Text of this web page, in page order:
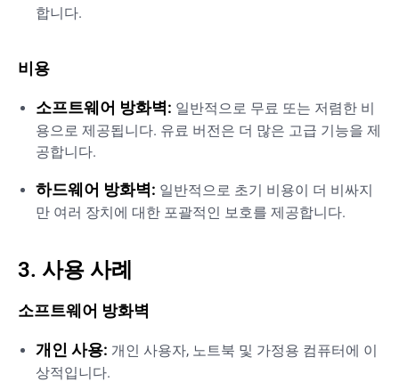
합니다.
비용
소프트웨어 방화벽: 일반적으로 무료 또는 저렴한 비
용으로 제공됩니다. 유료 버전은 더 많은 고급 기능을 제
공합니다.
하드웨어 방화벽: 일반적으로 초기 비용이 더 비싸지
만 여러 장치에 대한 포괄적인 보호를 제공합니다.
3. 사용 사례
소프트웨어 방화벽
개인 사용: 개인 사용자, 노트북 및 가정용 컴퓨터에 이
상적입니다.